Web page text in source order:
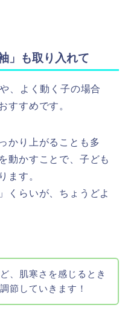
」も取り入れて
、よく動く子の場合
すすめです。
かり上がることも多
動かすことで、子ども
ます。
くらいが、ちょうどよ
、肌寒さを感じるとき
節していきます！